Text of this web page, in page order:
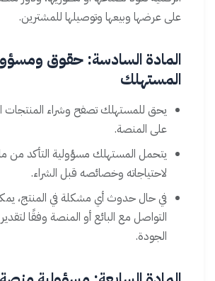
على عرضها وبيعها وتوصيلها للمشترين.
المادة السادسة: حقوق
المستهلك
يحق للمستهلك تصفح وشراء المنتجات
على المنصة.
يتحمل المستهلك مسؤولية التأكد من
لاحتياجاته وخصائصه قبل الشراء.
في حال حدوث أي مشكلة في المنتج،
التواصل مع البائع أو المنصة وفقًا
الجودة.